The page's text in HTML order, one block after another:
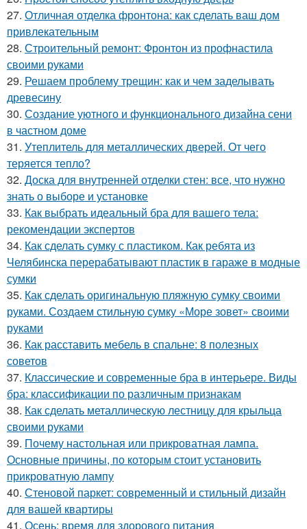
27. Отличная отделка фронтона: как сделать ваш дом
привлекательным
28. Строительный ремонт: Фронтон из профнастила
своими руками
29. Решаем проблему трещин: как и чем заделывать
древесину
30. Создание уютного и функционального дизайна сени
в частном доме
31. Утеплитель для металлических дверей. От чего
теряется тепло?
32. Доска для внутренней отделки стен: все, что нужно
знать о выборе и установке
33. Как выбрать идеальный бра для вашего тела:
рекомендации экспертов
34. Как сделать сумку с пластиком. Как ребята из
Челябинска перерабатывают пластик в гараже в модные
сумки
35. Как сделать оригинальную пляжную сумку своими
руками. Создаем стильную сумку «Море зовет» своими
руками
36. Как расставить мебель в спальне: 8 полезных
советов
37. Классические и современные бра в интерьере. Виды
бра: классификации по различным признакам
38. Как сделать металлическую лестницу для крыльца
своими руками
39. Почему настольная или прикроватная лампа.
Основные причины, по которым стоит установить
прикроватную лампу
40. Стеновой паркет: современный и стильный дизайн
для вашей квартиры
41. Осень: время для здорового питания